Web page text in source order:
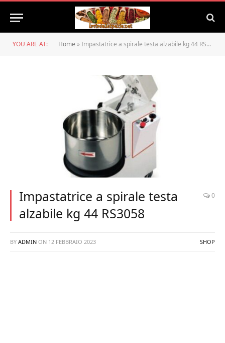
YOU ARE AT: Home »Impastatrice a spirale testa alzabile kg 44 RS3058
Impastatrice a spirale testa
alzabile kg 44 RS3058
0
BY ADMIN ON 12 FEBBRAIO 2023 SHOP